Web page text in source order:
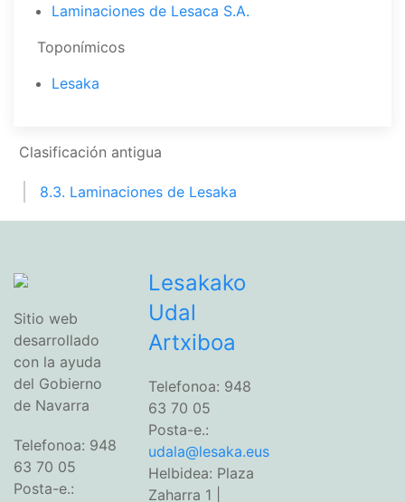
Laminaciones de Lesaca S.A.
Toponímicos
Lesaka
Clasificación antigua
8.3. Laminaciones de Lesaka
Sitio web
desarrollado
con la ayuda
del Gobierno
de Navarra
Telefonoa: 948
63 70 05
Posta-e.:
Lesakako
Udal
Artxiboa
Telefonoa: 948
63 70 05
Posta-e.:
udala@lesaka.eus
Helbidea: Plaza
Zaharra 1 |